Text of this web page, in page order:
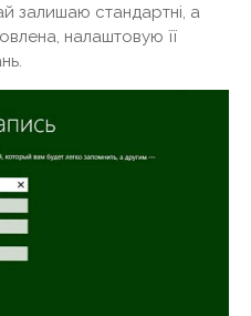
залишаю стандартні, а
налаштовую її